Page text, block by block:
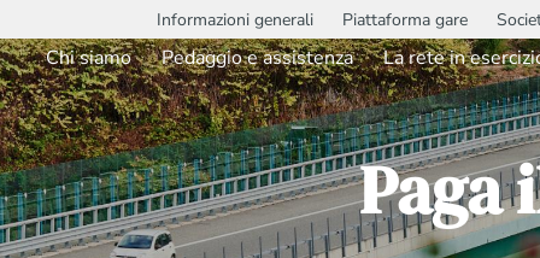
Informazioni generali Piattaforma gare
Chi siamo Pedaggio e assistenza La rete in
Paga